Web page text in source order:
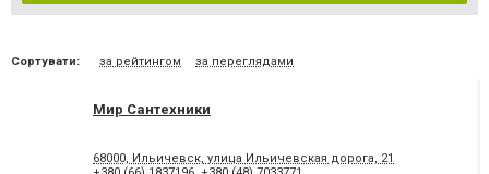
Сортувати: за рейтингом за переглядами
Мир Сантехники
68000, Ильичевск, улица Ильичевская дорога, 21